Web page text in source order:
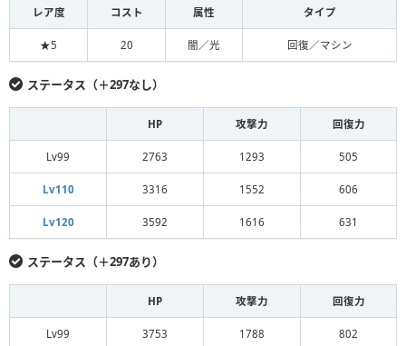
レア度 コスト 属性 タイプ
★5 20 闇／光 回復／マシン
ステータス（＋297なし）
HP 攻撃力 回復力
Lv99 2763 1293 505
Lv110 3316 1552 606
Lv120 3592 1616 631
ステータス（＋297あり）
HP 攻撃力 回復力
Lv99 3753 1788 802